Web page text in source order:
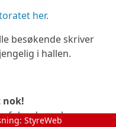
her.
besøkende skriver
i hallen.
nok!
føler deg syk
StyreWeb